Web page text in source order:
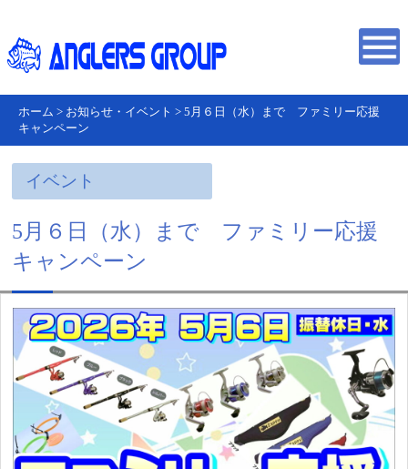
ホーム > お知らせ・イベント > 5月６日（水）まで ファミリー応援
キャンペーン
イベント
5月６日（水）まで ファミリー応援
キャンペーン